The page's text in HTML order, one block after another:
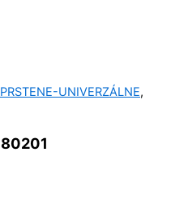
UNIVERZÁLNE,